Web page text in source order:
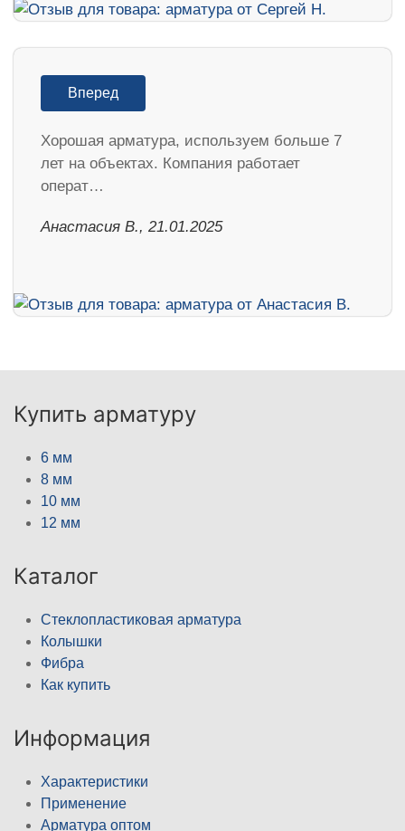
Вперед
Хорошая арматура, используем больше 7
лет на объектах. Компания работает
операт…
Анастасия В., 21.01.2025
Купить арматуру
6 мм
8 мм
10 мм
12 мм
Каталог
Стеклопластиковая арматура
Колышки
Фибра
Как купить
Информация
Характеристики
Применение
Арматура оптом